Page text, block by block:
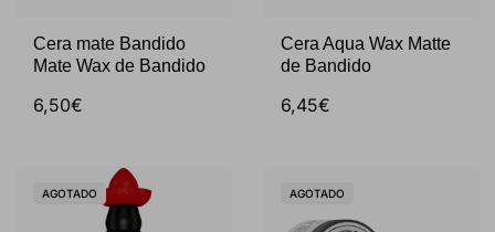
Cera mate Bandido
Mate Wax de Bandido
6,50€
Cera Aqua Wax Matte
de Bandido
6,45€
AGOTADO AGOTADO